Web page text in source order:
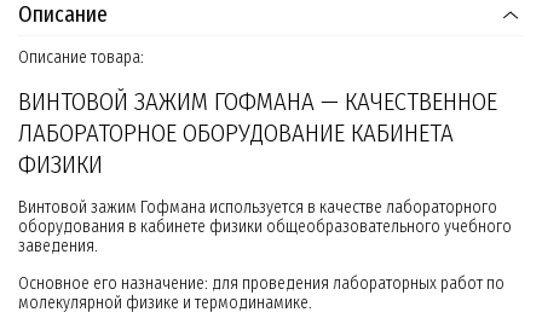
Описание
Описание товара:
ВИНТОВОЙ ЗАЖИМ ГОФМАНА — КАЧЕСТВЕННОЕ
ЛАБОРАТОРНОЕ ОБОРУДОВАНИЕ КАБИНЕТА
ФИЗИКИ
Винтовой зажим Гофмана используется в качестве лабораторного
оборудования в кабинете физики общеобразовательного учебного
заведения.
Основное его назначение: для проведения лабораторных работ по
молекулярной физике и термодинамике.